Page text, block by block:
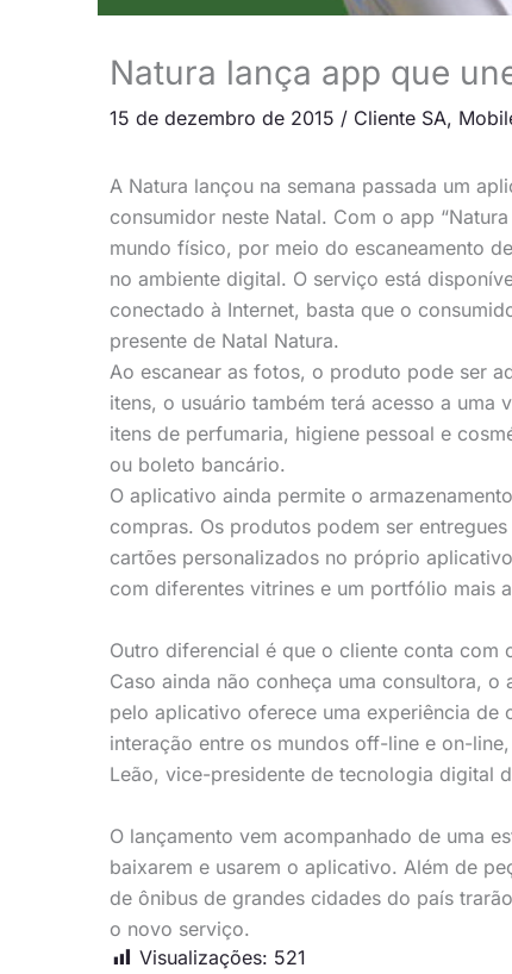
Natura lança app que
15 de dezembro de 2015 / Cliente SA,
A Natura lançou na semana passada um
consumidor neste Natal. Com o app
mundo físico, por meio do escaneamento
no ambiente digital. O serviço está
conectado à Internet, basta que o
presente de Natal Natura.
Ao escanear as fotos, o produto pode ser
itens, o usuário também terá acesso a
itens de perfumaria, higiene pessoal e
ou boleto bancário.
O aplicativo ainda permite o
compras. Os produtos podem ser
cartões personalizados no próprio
com diferentes vitrines e um portfólio mais
Outro diferencial é que o cliente conta com
Caso ainda não conheça uma consultora,
pelo aplicativo oferece uma experiência de
interação entre os mundos off-line e on-
Leão, vice-presidente de tecnologia digital
O lançamento vem acompanhado de uma
baixarem e usarem o aplicativo. Além de
de ônibus de grandes cidades do país
o novo serviço.
Visualizações: 521